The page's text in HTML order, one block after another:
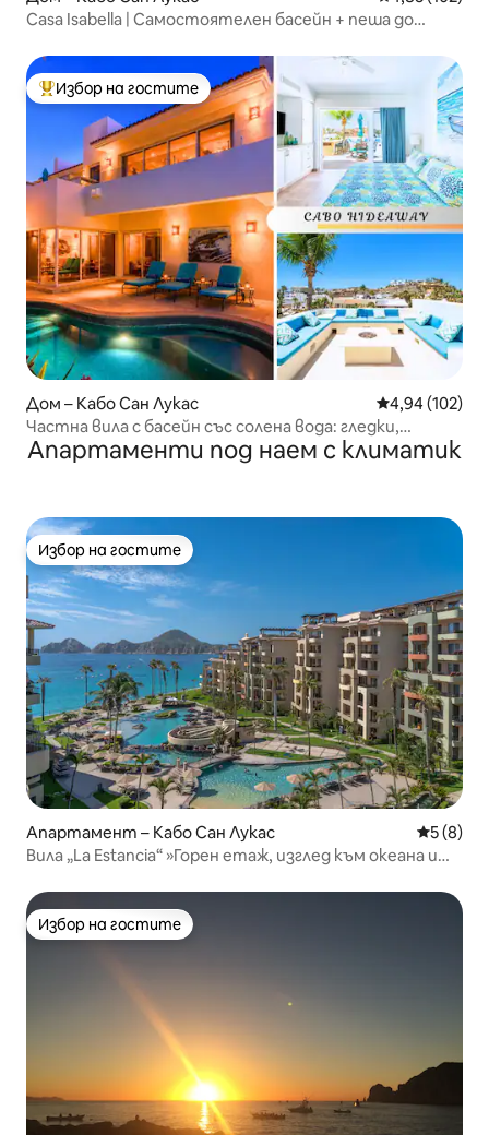
Casa Isabella | Самостоятелен басейн + пеша до
Най-популярен избор на гостите
Избор на гостите
Дом – Кабо Сан Лукас Средна
4,94 (102)
Частна вила с басейн със солена вода: гледки,
достъп до курорта
Апартаменти под наем с климатик
Избор на гостите
Избор на гостите
Апартамент – Кабо Сан Лукас Средна
5 (8)
Вила „La Estancia“ »Горен етаж, изглед към океана и
Избор на гостите
Избор на гостите